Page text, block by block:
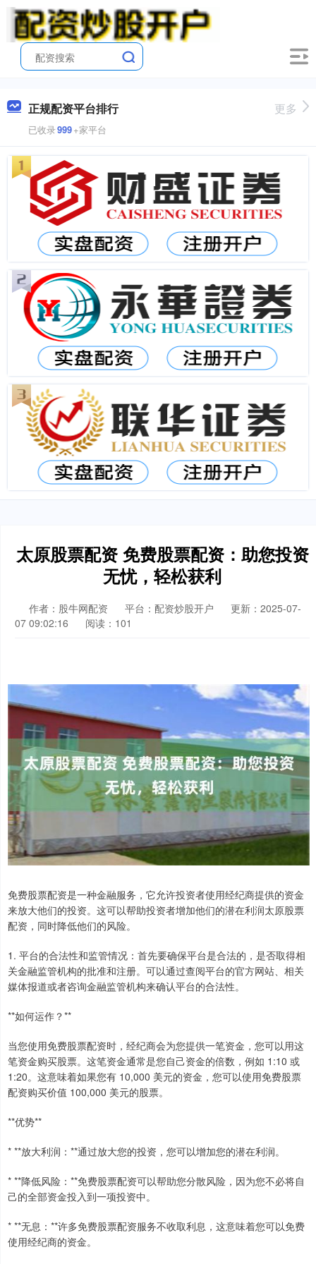
正规配资平台排行
已收录999+家平台
更多
太原股票配资 免费股票配资：助您投资
无忧，轻松获利
作者：股牛网配资 平台：配资炒股开户
更新：2025-07-
07 09:02:16
阅读：101
免费股票配资是一种金融服务，它允许投资者使用经纪商提供的资金
来放大他们的投资。这可以帮助投资者增加他们的潜在利润太原股票
配资，同时降低他们的风险。
1. 平台的合法性和监管情况：首先要确保平台是合法的，是否取得相
关金融监管机构的批准和注册。可以通过查阅平台的官方网站、相关
媒体报道或者咨询金融监管机构来确认平台的合法性。
**如何运作？**
当您使用免费股票配资时，经纪商会为您提供一笔资金，您可以用这
笔资金购买股票。这笔资金通常是您自己资金的倍数，例如 1:10 或
1:20。这意味着如果您有 10,000 美元的资金，您可以使用免费股票
配资购买价值 100,000 美元的股票。
**优势**
* **放大利润：**通过放大您的投资，您可以增加您的潜在利润。
* **降低风险：**免费股票配资可以帮助您分散风险，因为您不必将自
己的全部资金投入到一项投资中。
* **无息：**许多免费股票配资服务不收取利息，这意味着您可以免费
使用经纪商的资金。